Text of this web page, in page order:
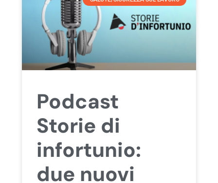
Podcast
Storie di
infortunio:
due nuovi